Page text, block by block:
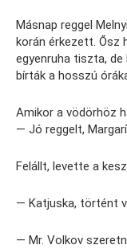
Másnap reggel
korán érkezett. Ősz
egyenruha tiszta,
bírták a hosszú
Amikor a vödörhöz
— Jó reggelt,
Felállt, levette a
— Katjuska, történt
— Mr. Volkov